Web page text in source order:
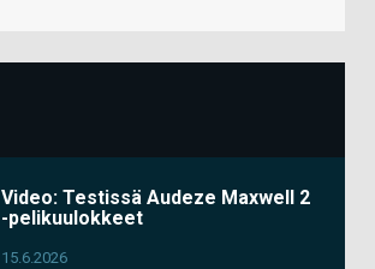
Video: Testissä Audeze Maxwell 2
-pelikuulokkeet
15.6.2026